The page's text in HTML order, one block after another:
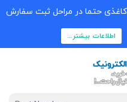
حتما در مراحل ثبت سفارش
اطلاعات بیشتر...